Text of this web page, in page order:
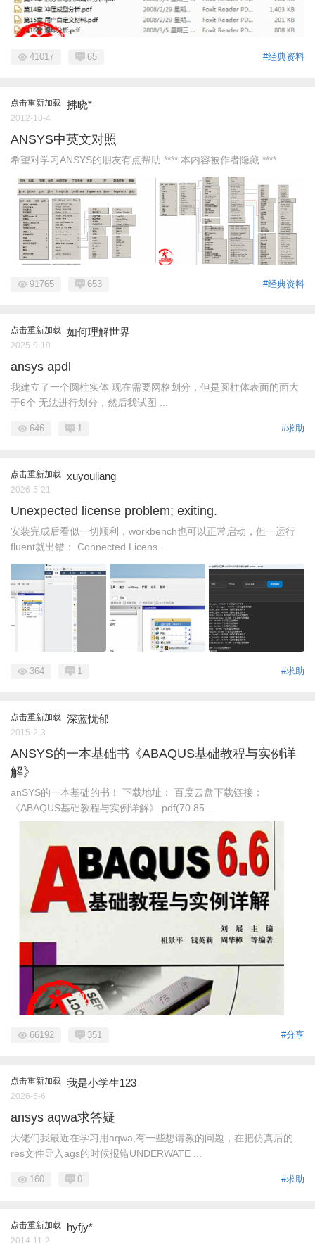
#经典资料
41017 65
点击重新加载 拂晓*
2012-10-4
ANSYS中英文对照
希望对学习ANSYS的朋友有点帮助 **** 本内容被作者隐藏 ****
#经典资料
91765 653
点击重新加载 如何理解世界
2025-9-19
ansys apdl
我建立了一个圆柱实体 现在需要网格划分，但是圆柱体表面的面大
于6个 无法进行划分，然后我试图 ...
#求助
646 1
点击重新加载 xuyouliang
2026-5-21
Unexpected license problem; exiting.
安装完成后看似一切顺利，workbench也可以正常启动，但一运行
fluent就出错： Connected Licens ...
#求助
364 1
点击重新加载 深蓝忧郁
2015-2-3
ANSYS的一本基础书《ABAQUS基础教程与实例详
解》
anSYS的一本基础的书！ 下载地址： 百度云盘下载链接：
《ABAQUS基础教程与实例详解》.pdf(70.85 ...
#分享
66192 351
点击重新加载 我是小学生123
2026-5-6
ansys aqwa求答疑
大佬们我最近在学习用aqwa,有一些想请教的问题，在把仿真后的
res文件导入ags的时候报错UNDERWATE ...
#求助
160 0
点击重新加载 hyfjy*
2014-11-2